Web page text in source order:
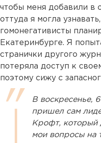
чтобы меня добавили в
оттуда я могла
гомонегативисты
Екатеринбурге. Я
странички другого
потеряла доступ к
поэтому сижу с
В воскресенье,
пришел сам
Крофт, который
мои вопросы на